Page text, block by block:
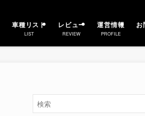
車種リスト
LIST
レビュー
REVIEW
運営情報
PROFILE
お